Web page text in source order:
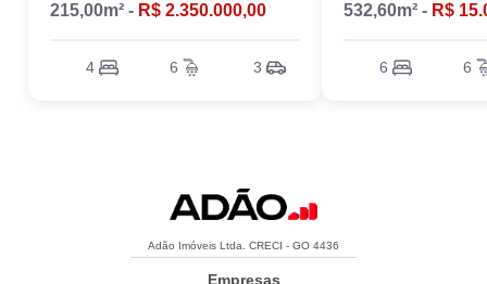
215,00m² - R$ 2.350.000,00
4 6 3
532,60m² - R$
6 6
Adão Imóveis Ltda. CRECI - GO 4436
Empresas